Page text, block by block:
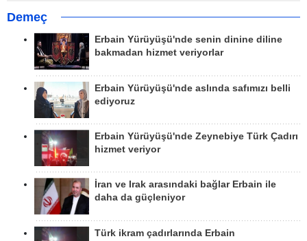
Demeç
Erbain Yürüyüşü'nde senin dinine diline
bakmadan hizmet veriyorlar
Erbain Yürüyüşü'nde aslında safımızı belli
ediyoruz
Erbain Yürüyüşü'nde Zeynebiye Türk Çadırı
hizmet veriyor
İran ve Irak arasındaki bağlar Erbain ile
daha da güçleniyor
Türk ikram çadırlarında Erbain